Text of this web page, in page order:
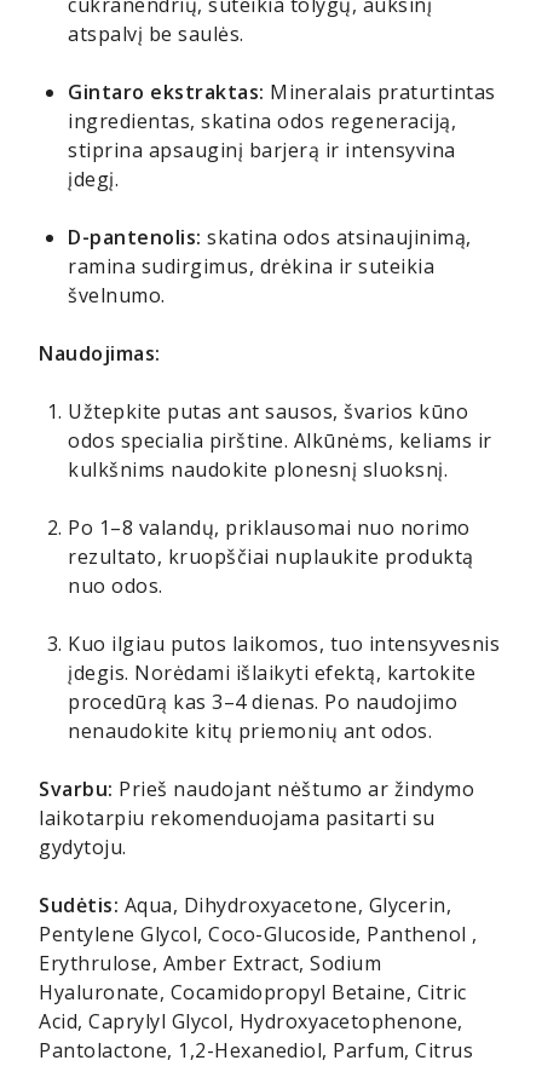
atspalvį be saulės.
Gintaro ekstraktas: Mineralais praturtintas
ingredientas, skatina odos regeneraciją,
stiprina apsauginį barjerą ir intensyvina
įdegį.
D-pantenolis: skatina odos atsinaujinimą,
ramina sudirgimus, drėkina ir suteikia
švelnumo.
Naudojimas:
Užtepkite putas ant sausos, švarios kūno
odos specialia pirštine. Alkūnėms, keliams ir
kulkšnims naudokite plonesnį sluoksnį.
Po 1–8 valandų, priklausomai nuo norimo
rezultato, kruopščiai nuplaukite produktą
nuo odos.
Kuo ilgiau putos laikomos, tuo intensyvesnis
įdegis. Norėdami išlaikyti efektą, kartokite
procedūrą kas 3–4 dienas. Po naudojimo
nenaudokite kitų priemonių ant odos.
Svarbu: Prieš naudojant nėštumo ar žindymo
laikotarpiu rekomenduojama pasitarti su
gydytoju.
Sudėtis: Aqua, Dihydroxyacetone, Glycerin,
Pentylene Glycol, Coco-Glucoside, Panthenol ,
Erythrulose, Amber Extract, Sodium
Hyaluronate, Cocamidopropyl Betaine, Citric
Acid, Caprylyl Glycol, Hydroxyacetophenone,
Pantolactone, 1,2-Hexanediol, Parfum, Citrus